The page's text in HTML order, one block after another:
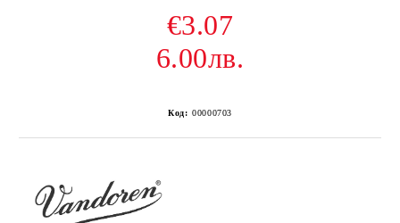
€3.07
6.00лв.
Код: 00000703